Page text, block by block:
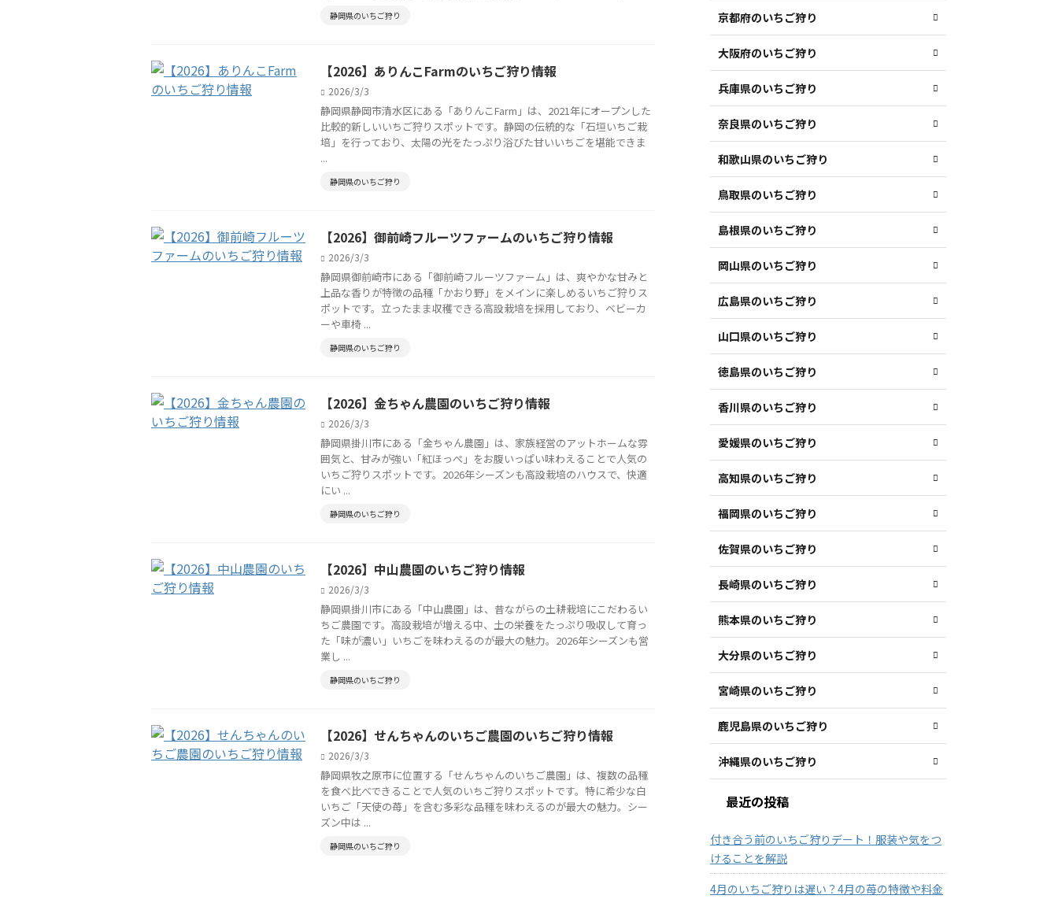
静岡県のいちご狩り
【2026】ありんこFarmのいちご狩り情報
2026/3/3
静岡県静岡市清水区にある「ありんこFarm」は、2021年にオープンした
比較的新しいいちご狩りスポットです。静岡の伝統的な「石垣いちご栽
培」を行っており、太陽の光をたっぷり浴びた甘いいちごを堪能できま
...
静岡県のいちご狩り
【2026】御前崎フルーツファームのいちご狩り情報
2026/3/3
静岡県御前崎市にある「御前崎フルーツファーム」は、爽やかな甘みと
上品な香りが特徴の品種「かおり野」をメインに楽しめるいちご狩りス
ポットです。立ったまま収穫できる高設栽培を採用しており、ベビーカ
ーや車椅 ...
静岡県のいちご狩り
【2026】金ちゃん農園のいちご狩り情報
2026/3/3
静岡県掛川市にある「金ちゃん農園」は、家族経営のアットホームな雰
囲気と、甘みが強い「紅ほっぺ」をお腹いっぱい味わえることで人気の
いちご狩りスポットです。2026年シーズンも高設栽培のハウスで、快適
にい ...
静岡県のいちご狩り
【2026】中山農園のいちご狩り情報
2026/3/3
静岡県掛川市にある「中山農園」は、昔ながらの土耕栽培にこだわるい
ちご農園です。高設栽培が増える中、土の栄養をたっぷり吸収して育っ
た「味が濃い」いちごを味わえるのが最大の魅力。2026年シーズンも営
業し ...
静岡県のいちご狩り
【2026】せんちゃんのいちご農園のいちご狩り情報
2026/3/3
静岡県牧之原市に位置する「せんちゃんのいちご農園」は、複数の品種
を食べ比べできることで人気のいちご狩りスポットです。特に希少な白
いちご「天使の苺」を含む多彩な品種を味わえるのが最大の魅力。シー
ズン中は ...
静岡県のいちご狩り
京都府のいちご狩り
大阪府のいちご狩り
兵庫県のいちご狩り
奈良県のいちご狩り
和歌山県のいちご狩り
鳥取県のいちご狩り
島根県のいちご狩り
岡山県のいちご狩り
広島県のいちご狩り
山口県のいちご狩り
徳島県のいちご狩り
香川県のいちご狩り
愛媛県のいちご狩り
高知県のいちご狩り
福岡県のいちご狩り
佐賀県のいちご狩り
長崎県のいちご狩り
熊本県のいちご狩り
大分県のいちご狩り
宮崎県のいちご狩り
鹿児島県のいちご狩り
沖縄県のいちご狩り
最近の投稿
付き合う前のいちご狩りデート！服装や気をつ
けることを解説
4月のいちご狩りは遅い？4月の苺の特徴や料金